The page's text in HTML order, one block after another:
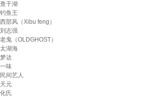
查干湖
钓鱼王
西部风（Xibu feng）
刘志强
老鬼（OLDGHOST）
太湖海
梦达
一味
民间艺人
天元
化氏